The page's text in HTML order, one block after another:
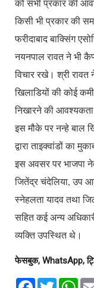
को सभी प्रकार की
किसी भी प्रकार की
फरीदाबाद बाक्सिंग
नयनपाल रावत ने भी
विचार रखे। श्री रावत
खिलाडियों की कोई
निखारने की
इस मौके पर नन्हे बाल
द्वारा ताइक्वांडों का
इस अवसर पर भाजपा
जितेंद्र चंदेलिया, उप
स्नेहलता यादव तथा
सहित कई अन्य
व्यक्ति उपस्थित थे।
फेसबुक, WhatsApp,
F
T
W